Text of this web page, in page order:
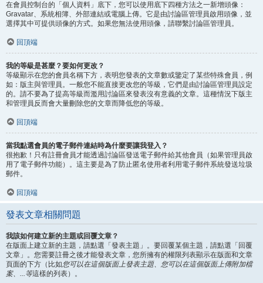
在會員控制台的「個人資料」底下，您可以使用底下四種方法之一新增頭像：
Gravatar、系統相簿、外部連結或電腦上傳。它是由討論區管理員啟用頭像，並
選擇其中可提供頭像的方式。如果您無法使用頭像，請聯繫討論區管理員。
回頂端
我的等級是甚麼？要如何更改？
等級顯示在您的會員名稱下方，表明您發表的文章數或鑒定了某些特殊會員，例
如：版主與管理員。一般您不能直接更改您的等級，它們是由討論區管理員設定
的。請不要為了提高等級而濫用討論區來發表沒有意義的文章。這種情況下版主
和管理員反而會大量刪除您的文章而降低您的等級。
回頂端
當我點選會員的電子郵件連結時為什麼要讓我登入？
很抱歉！只有註冊會員才能透過討論區發送電子郵件給其他會員（如果管理員啟
用了電子郵件功能）。這主要是為了防止匿名使用者利用電子郵件系統發送垃圾
郵件。
回頂端
發表文章相關問題
我該如何建立新的主題或回覆文章？
在版面上建立新的主題，請點選「發表主題」。要回覆某個主題，請點選「回覆
文章」。您需要註冊之後才能發表文章，您所擁有的權限列表顯示在版面和文章
頁面的下方（比如您可以在這個版面上發表主題、您可以在這個版面上傳附加檔
案、...等這樣的列表）。